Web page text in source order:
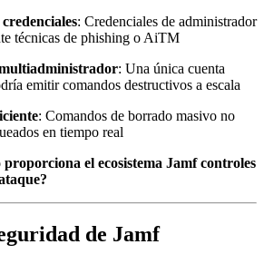
: Credenciales de administrador
técnicas de phishing o AiTM
: Una única cuenta
emitir comandos destructivos a escala
: Comandos de borrado masivo no
en tiempo real
proporciona el ecosistema Jamf controles
de Jamf